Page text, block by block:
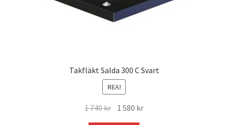
Takfläkt Salda 300 C Svart
REA!
1 740kr Det
ursprungliga
1 580 krDet